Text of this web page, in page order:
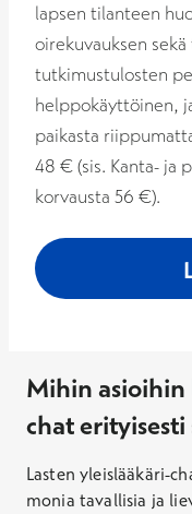
lapsen tilanteen
oirekuvauksen
tutkimustulosten
helppokäyttöinen,
paikasta
48 € (sis. Kanta- ja
korvausta 56 €).
Mihin
chaterityisesti
Lasten yleislääkäri-
monia tavallisia ja